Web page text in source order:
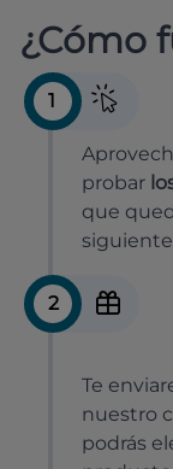
¿Cómo
1
probar
que
2
Te
nuestro
podrás